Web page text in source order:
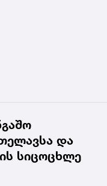
და
სიცოცხლე